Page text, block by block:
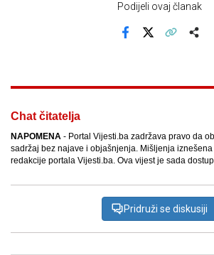
Podijeli ovaj članak
Chat čitatelja
NAPOMENA - Portal Vijesti.ba zadržava pravo da
sadržaj bez najave i objašnjenja. Mišljenja
redakcije portala Vijesti.ba. Ova vijest je sada
Pridruži se diskusiji